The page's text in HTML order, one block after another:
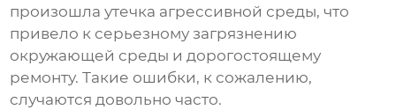
произошла утечка агрессивной среды, что
привело к серьезному загрязнению
окружающей среды и дорогостоящему
ремонту. Такие ошибки, к сожалению,
случаются довольно часто.